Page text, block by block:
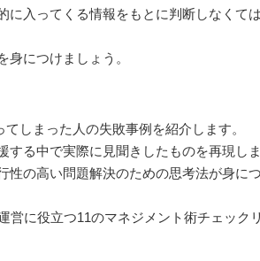
入ってくる情報をもとに判断しなくて
につけましょう。
しまった人の失敗事例を紹介します。
る中で実際に見聞きしたものを再現しま
の高い問題解決のための思考法が身につ
に役立つ11のマネジメント術チェック